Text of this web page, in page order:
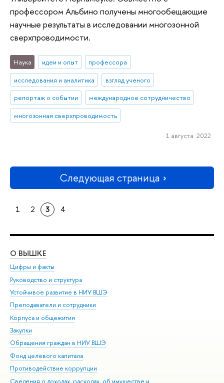
профессором Альбино получены многообещающие
научные результаты в исследовании многозонной
сверхпроводимости.
Наука идеи и опыт
профессора
исследования и аналитика
взгляд ученого
репортаж о событии
международное сотрудничество
многозонная сверхпроводимость
1 августа 2022
Следующая страница
1 2 3 4
О ВЫШКЕ
Цифры и факты
Руководство и структура
Устойчивое развитие в НИУ ВШЭ
Преподаватели и сотрудники
Корпуса и общежития
Закупки
Обращения граждан в НИУ ВШЭ
Фонд целевого капитала
Противодействие коррупции
Сведения о доходах, расходах, об имуществе и